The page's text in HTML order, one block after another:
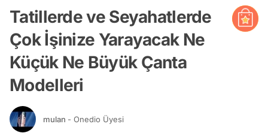
Tatillerde ve Seyahatlerde
Çok İşinize Yarayacak Ne
Küçük Ne Büyük Çanta
Modelleri
mulan - Onedio Üyesi